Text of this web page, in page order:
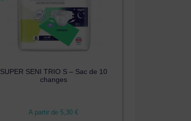
SUPER SENI TRIO S – Sac de 10
changes
A partir de 5,30€